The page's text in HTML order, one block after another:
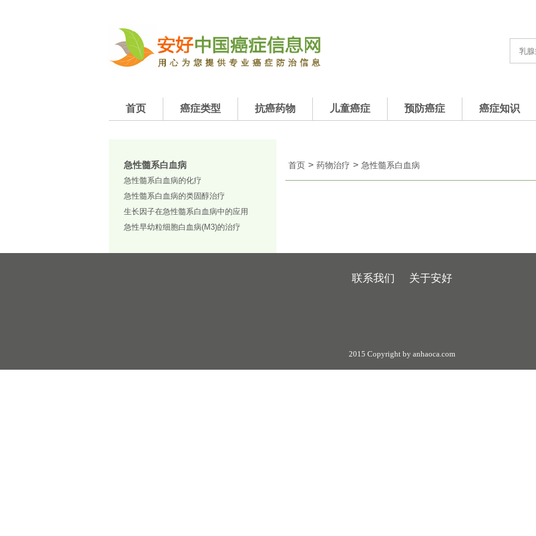
首页 癌症类型 抗癌药物 儿童癌症 预防癌症 癌症知识
急性髓系白血病
急性髓系白血病的化疗
急性髓系白血病的类固醇治疗
生长因子在急性髓系白血病中的应用
急性早幼粒细胞白血病(M3)的治疗
首页 > 药物治疗 > 急性髓系白血病
联系我们 关于安好
2015 Copyright by anhaoca.com